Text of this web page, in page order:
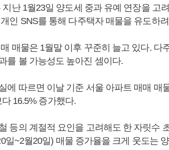
난 1월23일 양도세 중과 유예 연장을 고
인 SNS를 통해 다주택자 매물을 유도하
매물은 1월말 이후 꾸준히 늘고 있다. 다
를 볼 가능성도 높아진 셈이다.
에 따르면 이날 기준 서울 아파트 매매 매
16.5% 증가했다.
등의 계절적 요인을 고려해도 한 자릿수
일~2월20일) 매물 증가율을 크게 웃도는